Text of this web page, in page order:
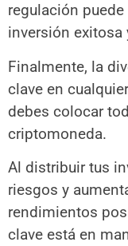
regulación
inversión exitosa
Finalmente, la
clave en
debes colocar
criptomoneda.
Al distribuir tus
riesgos y
rendimientos
clave está en